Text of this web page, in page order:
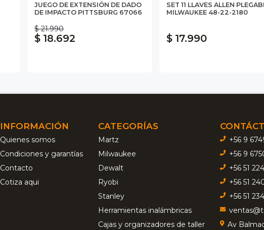
JUEGO DE EXTENSIÓN DE DADO
DE IMPACTO PITTSBURG 67066
$ 21.990
$ 18.692
SET 11 LLAVES ALLEN
MILWAUKEE 48-22-2180
$ 17.990
INFORMACIÓN
Quienes somos
Condiciones y garantías
Contacto
Cotiza aqui
CATEGORÍAS
Martz
Milwaukee
Dewalt
Ryobi
Stanley
Herramientas inalámbricas
Cajas y organizadores de taller
+56 9
+56 9
+56 51
+56 51
+56 51
Av